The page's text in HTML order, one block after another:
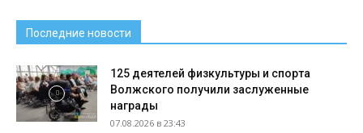
Последние новости
125 деятелей физкультуры и спорта
Волжского получили заслуженные
награды
07.08.2026 в 23:43